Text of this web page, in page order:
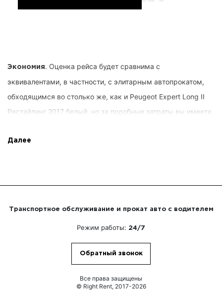
Экономия. Оценка рейса будет сравнима с
эквивалентами, в частности, с элитарным автопрокатом,
обходящимся во столько же, как и Peugeot Expert Long II
Рестайлинг 2017 белый, но за подобные затраты вы имеете
тайминг и время, направление продвижения и иные
напрасного. Кроме этого, мы предоставляем расширенное
Опытные сотрудники. Вам не требуется
собственноручно оперировать автомобилем. Вы сумеете
друзьями по бизнесу. За рулем смогут быть виртуозы,
Далее
Транспортное обслуживание и прокат авто с водителем
Режим работы: 24/7
Обратный звонок
Все права защищены
© Right Rent, 2017-2026